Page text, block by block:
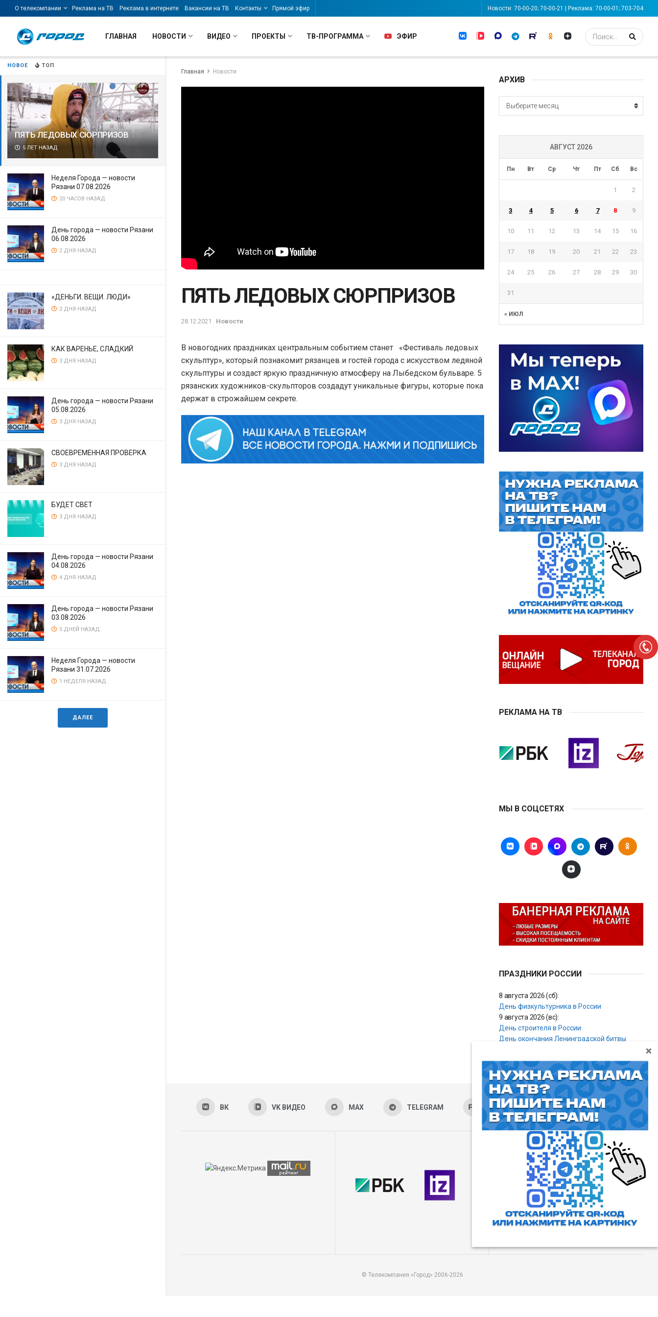
НОВОЕ ТОП
ПЯТЬ ЛЕДОВЫХ СЮРПРИЗОВ
5 ЛЕТ НАЗАД
Неделя Города — новости
Рязани 07.08.2026
20 ЧАСОВ НАЗАД
День города — новости Рязани
06.08.2026
2 ДНЯ НАЗАД
«ДЕНЬГИ. ВЕЩИ. ЛЮДИ»
2 ДНЯ НАЗАД
КАК ВАРЕНЬЕ, СЛАДКИЙ
3 ДНЯ НАЗАД
День города — новости Рязани
05.08.2026
3 ДНЯ НАЗАД
СВОЕВРЕМЕННАЯ ПРОВЕРКА
3 ДНЯ НАЗАД
БУДЕТ СВЕТ
3 ДНЯ НАЗАД
День города — новости Рязани
04.08.2026
4 ДНЯ НАЗАД
День города — новости Рязани
03.08.2026
5 ДНЕЙ НАЗАД
Неделя Города — новости
Рязани 31.07.2026
1 НЕДЕЛЯ НАЗАД
ДАЛЕЕ
О телекомпании Реклама на ТВ Реклама в интернете Вакансии на ТВ Контакты Прямой эфир Новости: 70-00-20; 70-00-21 | Реклама: 70-00-01; 703-704
ГЛАВНАЯ НОВОСТИ ВИДЕО ПРОЕКТЫ ТВ-ПРОГРАММА ЭФИР
Главная Новости
ПЯТЬ ЛЕДОВЫХ СЮРПРИЗОВ
28.12.2021 Новости
В новогодних праздниках центральным событием станет «Фестиваль ледовых
скульптур», который познакомит рязанцев и гостей города с искусством ледяной
скульптуры и создаст яркую праздничную атмосферу на Лыбедском бульваре. 5
рязанских художников-скульпторов создадут уникальные фигуры, которые пока
держат в строжайшем секрете.
АРХИВ
АРХИВ
Выберите месяц
АВГУСТ 2026
Пн Вт Ср Чт Пт Сб Вс
« ИЮЛ
1 2
3 4 5 6 7 8 9
10 11 12 13 14 15 16
17 18 19 20 21 22 23
24 25 26 27 28 29 30
31
РЕКЛАМА НА ТВ
МЫ В СОЦСЕТЯХ
ПРАЗДНИКИ РОССИИ
8 августа 2026 (сб):
День физкультурника в России
9 августа 2026 (вс):
День строителя в России
День окончания Ленинградской битвы
ВК VK ВИДЕО MAX TELEGRAM RUTUBE ОК ДЗЕН
Пользовательское соглашение
Все права защищены. Любое
использование материалов
допускается только с согласия
редакции, а также с ссылкой на
сайт.
© Телекомпания «Город» 2006-2026